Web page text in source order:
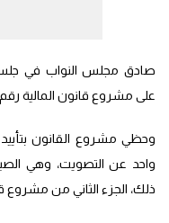
صادق مجلس النواب في جلسة
على مشروع قانون المالية رقم 60.24 للسنة المالية 2025.
واحد عن التصويت، وهي
ذلك، الجزء الثاني من مشروع